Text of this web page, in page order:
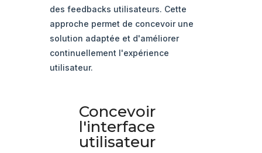
des feedbacks utilisateurs. Cette
approche permet de concevoir une
solution adaptée et d'améliorer
continuellement l'expérience
utilisateur.
Concevoir
l'interface
utilisateur